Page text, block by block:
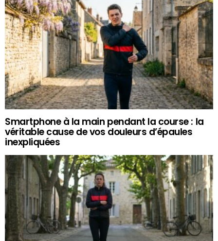
Smartphone à la main pendant la course : la
véritable cause de vos douleurs d’épaules
inexpliquées